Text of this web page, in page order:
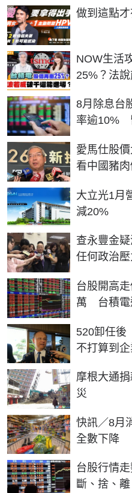
做到這點
PR
NOW生活
25%？法
8月除息台
率逾10%
愛馬仕股
看中國豬
大立光1月
減20%
查永豐金
任何政治壓
台股開高
萬 台積電
520卸任
不打算到
摩根大通
災
快訊／8月
全數下降
台股行情
斷、捨、離